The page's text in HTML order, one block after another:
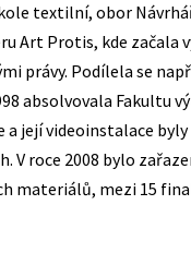
textilní, obor
Art Protis, kde
právy. Podílela se
absolvovala Fakultu
její videoinstalace
V roce 2008 bylo
materiálů, mezi 15